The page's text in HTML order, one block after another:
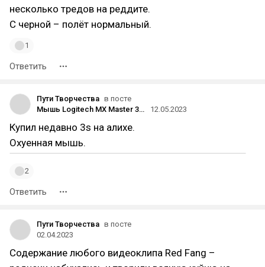
несколько тредов на реддите.
С черной – полёт нормальный.
1
Ответить
Пути Творчества в посте
Мышь Logitech MX Master 3S / 2S
12.05.2023
Купил недавно 3s на алихе.
Охуенная мышь.
2
Ответить
Пути Творчества в посте
02.04.2023
Содержание любого видеоклипа Red Fang –